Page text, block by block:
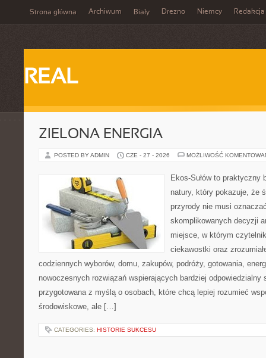
Strona główna Archiwum Biały Drezno Niemcy Redakcja
REAL
ZIELONA ENERGIA
POSTED BY ADMIN CZE - 27 - 2026 MOŻLIWOŚĆ
Ekos-Sułów to praktyczny
natury, który pokazuje, że
przyrody nie musi
skomplikowanych decyzji
miejsce, w którym
ciekawostki oraz
codziennych wyborów, domu, zakupów, podróży, gotowania,
nowoczesnych rozwiązań wspierających bardziej odpowiedzialny
przygotowana z myślą o osobach, które chcą lepiej rozumieć
środowiskowe, ale […]
CATEGORIES: HISTORIE SUKCESU